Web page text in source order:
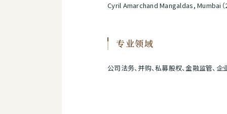
Cyril Amarchand Mangaldas, Mumbai（
专业领域
公司法务、并购、私募股权、金融监管、企